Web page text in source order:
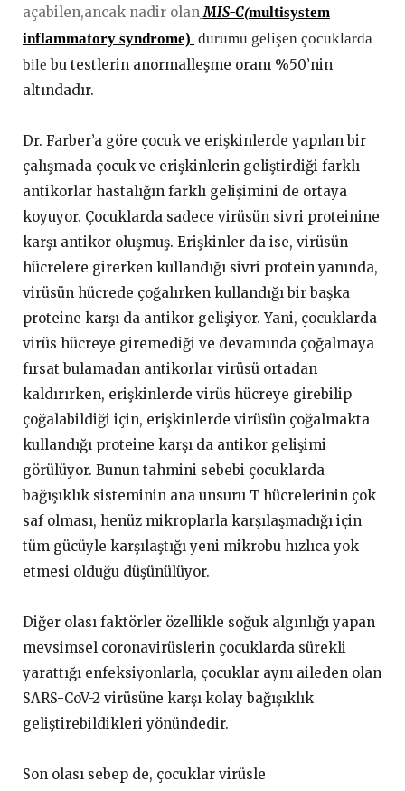
açabilen,ancak nadir olan MIS-C(multisystem
inflammatory syndrome) durumu gelişen çocuklarda
bile bu testlerin anormalleşme oranı %50’nin
altındadır.
Dr. Farber’a göre çocuk ve erişkinlerde yapılan bir
çalışmada çocuk ve erişkinlerin geliştirdiği farklı
antikorlar hastalığın farklı gelişimini de ortaya
koyuyor. Çocuklarda sadece virüsün sivri proteinine
karşı antikor oluşmuş. Erişkinler da ise, virüsün
hücrelere girerken kullandığı sivri protein yanında,
virüsün hücrede çoğalırken kullandığı bir başka
proteine karşı da antikor gelişiyor. Yani, çocuklarda
virüs hücreye giremediği ve devamında çoğalmaya
fırsat bulamadan antikorlar virüsü ortadan
kaldırırken, erişkinlerde virüs hücreye girebilip
çoğalabildiği için, erişkinlerde virüsün çoğalmakta
kullandığı proteine karşı da antikor gelişimi
görülüyor. Bunun tahmini sebebi çocuklarda
bağışıklık sisteminin ana unsuru T hücrelerinin çok
saf olması, henüz mikroplarla karşılaşmadığı için
tüm gücüyle karşılaştığı yeni mikrobu hızlıca yok
etmesi olduğu düşünülüyor.
Diğer olası faktörler özellikle soğuk algınlığı yapan
mevsimsel coronavirüslerin çocuklarda sürekli
yarattığı enfeksiyonlarla, çocuklar aynı aileden olan
SARS-CoV-2 virüsüne karşı kolay bağışıklık
geliştirebildikleri yönündedir.
Son olası sebep de, çocuklar virüsle